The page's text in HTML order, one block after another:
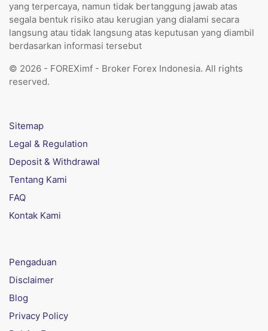
yang terpercaya, namun tidak bertanggung jawab atas
segala bentuk risiko atau kerugian yang dialami secara
langsung atau tidak langsung atas keputusan yang diambil
berdasarkan informasi tersebut
© 2026 - FOREXimf - Broker Forex Indonesia. All rights
reserved.
Sitemap
Legal & Regulation
Deposit & Withdrawal
Tentang Kami
FAQ
Kontak Kami
Pengaduan
Disclaimer
Blog
Privacy Policy